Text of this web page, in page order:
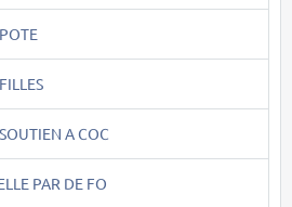
A COC
PAR DE FO